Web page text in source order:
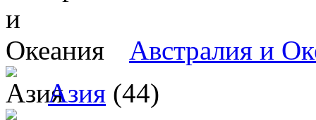
Австралия и
Азия (44)